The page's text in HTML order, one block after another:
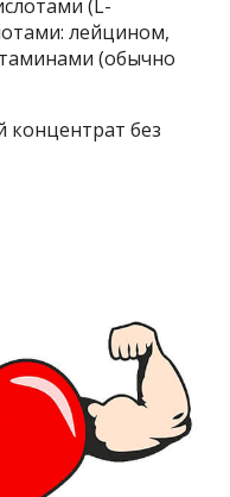
(L-
лейцином,
(обычно
концентрат без